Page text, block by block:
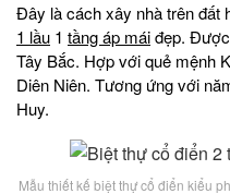
Đây là cách xây nhà trên đất
1 lầu 1 tầng áp máiđẹp.
Tây Bắc. Hợp với quẻ mệnh
Diên Niên. Tương ứng với
Huy.
Mẫu thiết kế biệt thự cổ điển kiểu